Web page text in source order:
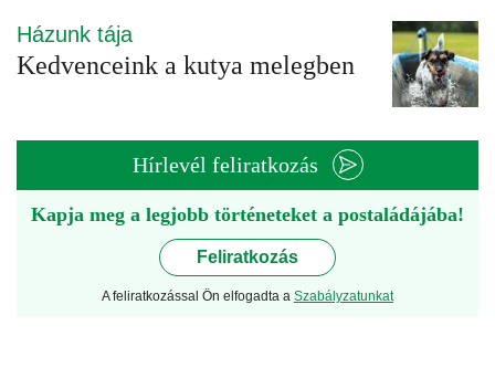
Házunk tája
Kedvenceink a kutya melegben
Hírlevél feliratkozás
Kapja meg a legjobb történeteket a postaládájába!
Feliratkozás
A feliratkozással Ön elfogadta a Szabályzatunkat